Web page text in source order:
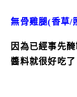
無骨雞腿(香草/
因為已經事先
醬料就很好吃